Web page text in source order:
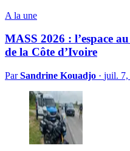
A la une
MASS 2026 : l’espace
de la Côte d’Ivoire
ParSandrine Kouadjo · juil. 7,